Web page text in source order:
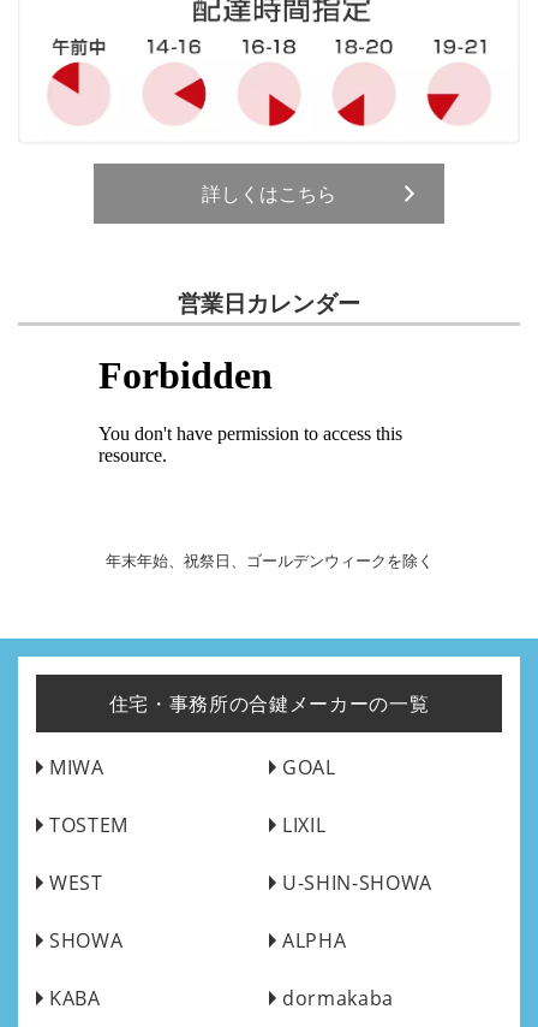
詳しくはこちら
営業日カレンダー
年末年始、祝祭日、ゴールデンウィークを除く
住宅・事務所の合鍵メーカーの一覧
MIWA GOAL
TOSTEM LIXIL
WEST U-SHIN-SHOWA
SHOWA ALPHA
KABA dormakaba